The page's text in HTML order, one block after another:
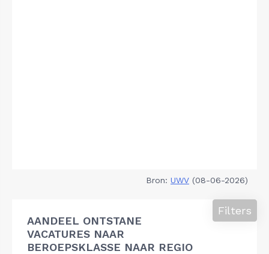
Bron: UWV (08-06-2026)
AANDEEL ONTSTANE
VACATURES NAAR
BEROEPSKLASSE NAAR REGIO
Filters